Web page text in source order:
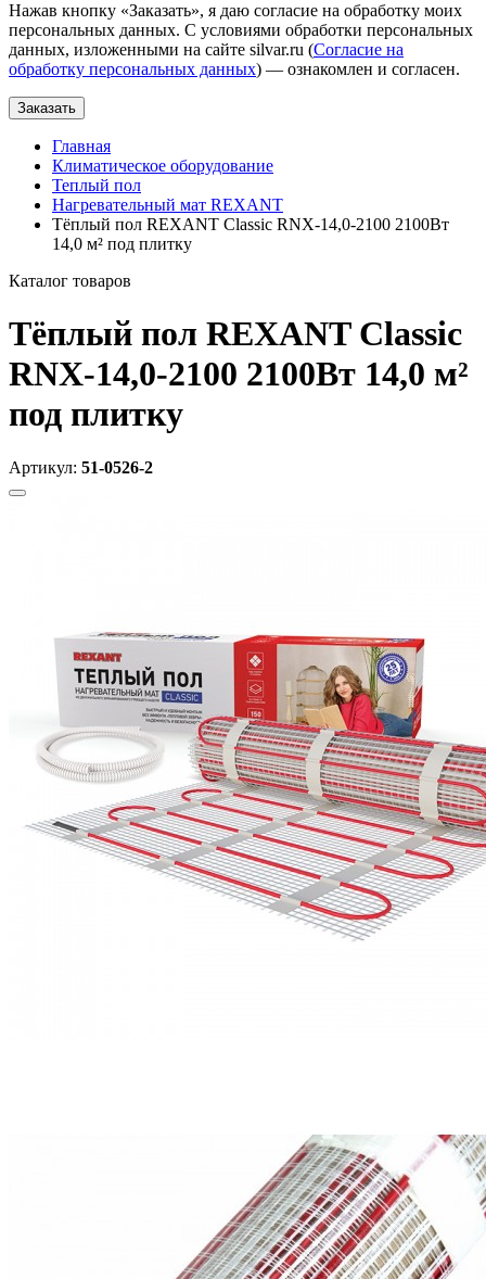
Нажав кнопку «Заказать», я даю согласие на обработку моих
персональных данных. С условиями обработки персональных
данных, изложенными на сайте silvar.ru (Согласие на
обработку персональных данных) — ознакомлен и согласен.
Заказать
Главная
Климатическое оборудование
Теплый пол
Нагревательный мат REXANT
Тёплый пол REXANT Classic RNX-14,0-2100 2100Вт
14,0 м² под плитку
Каталог товаров
Тёплый пол REXANT Classic
RNX-14,0-2100 2100Вт 14,0 м²
под плитку
Артикул: 51-0526-2